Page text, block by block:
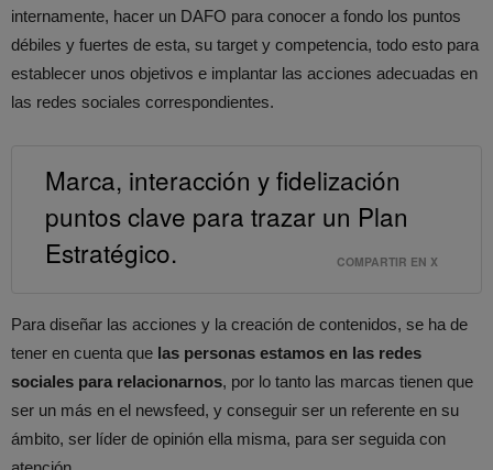
internamente, hacer un DAFO para conocer a fondo los puntos
débiles y fuertes de esta, su target y competencia, todo esto para
establecer unos objetivos e implantar las acciones adecuadas en
las redes sociales correspondientes.
Marca, interacción y fidelización
puntos clave para trazar un Plan
Estratégico.
COMPARTIR EN X
Para diseñar las acciones y la creación de contenidos, se ha de
tener en cuenta que las personas estamos en las redes
sociales para relacionarnos, por lo tanto las marcas tienen que
ser un más en el newsfeed, y conseguir ser un referente en su
ámbito, ser líder de opinión ella misma, para ser seguida con